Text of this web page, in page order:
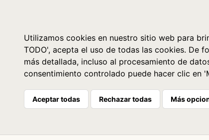
Utilizamos cookies en nuestro sitio web para
TODO', acepta el uso de todas las cookies. De
más detallada, incluso al procesamiento de
consentimiento controlado puede hacer clic en
Aceptar todas Rechazar todas Más